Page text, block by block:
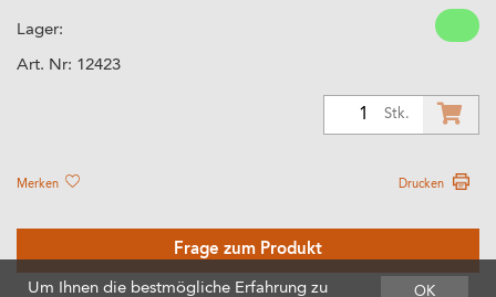
Lager:
Art. Nr: 12423
Stk.
Merken Drucken
Frage zum Produkt
OK
Um Ihnen die bestmögliche Erfahrung zu